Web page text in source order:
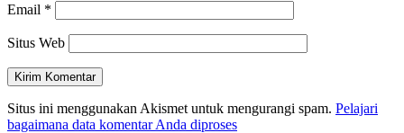
Email *
Situs Web
Situs ini menggunakan Akismet untuk mengurangi spam. Pelajari
bagaimana data komentar Anda diproses